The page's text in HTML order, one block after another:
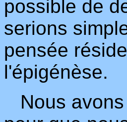
possible de
serions
pensée
l'épigénèse.
Nous avons